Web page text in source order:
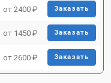
от 2400 ₽ Заказать
от 1450 ₽ Заказать
от 2600 ₽ Заказать